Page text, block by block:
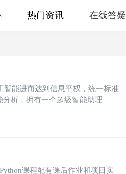
热门资讯 在线答疑
能进而达到信息平权，统一标准
析，拥有一个超级智能助理
课程配有课后作业和项目实